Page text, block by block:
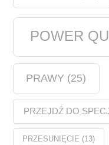
POWER
PRAWY (25)
PRZEJDŹ DO
PRZESUNIĘCIE (13)